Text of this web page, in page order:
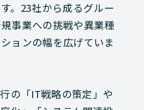
。23社から成るグルー
事業への挑戦や異業種
ョンの幅を広げていま
の「IT戦略の策定」や